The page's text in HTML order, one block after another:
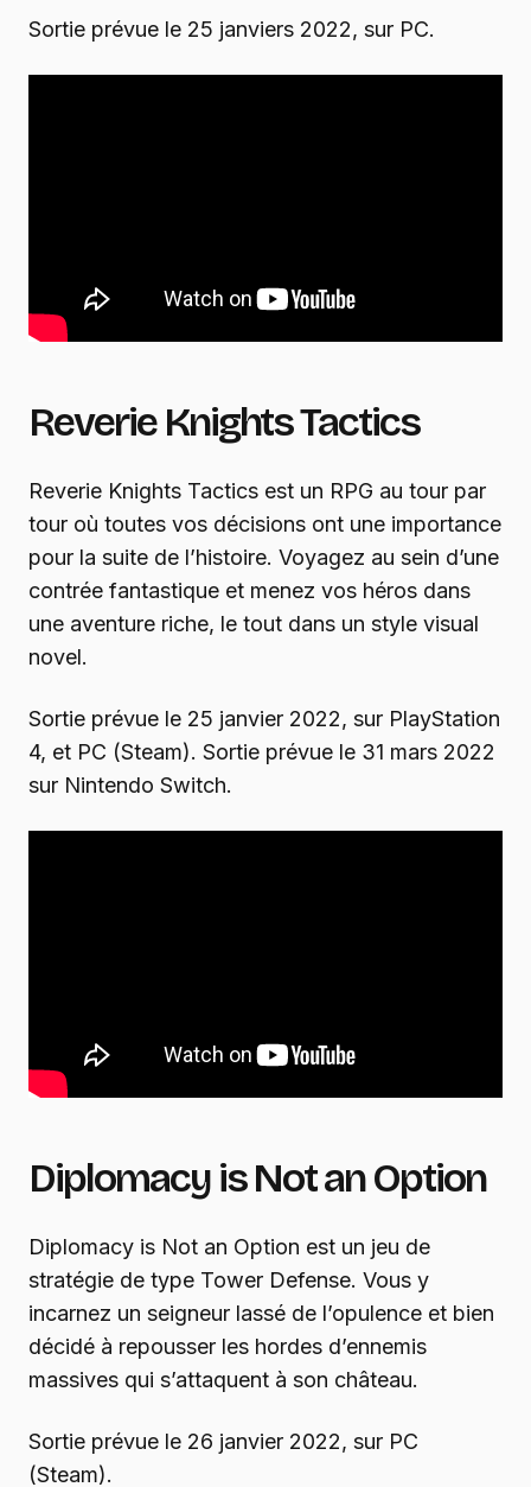
Sortie prévue le 25 janviers 2022, sur PC.
Reverie Knights Tactics
Reverie Knights Tactics est un RPG au tour par
tour où toutes vos décisions ont une importance
pour la suite de l’histoire. Voyagez au sein d’une
contrée fantastique et menez vos héros dans
une aventure riche, le tout dans un style visual
novel.
Sortie prévue le 25 janvier 2022, sur PlayStation
4, et PC (Steam). Sortie prévue le 31 mars 2022
sur Nintendo Switch.
Diplomacy is Not an Option
Diplomacy is Not an Option est un jeu de
stratégie de type Tower Defense. Vous y
incarnez un seigneur lassé de l’opulence et bien
décidé à repousser les hordes d’ennemis
massives qui s’attaquent à son château.
Sortie prévue le 26 janvier 2022, sur PC
(Steam).